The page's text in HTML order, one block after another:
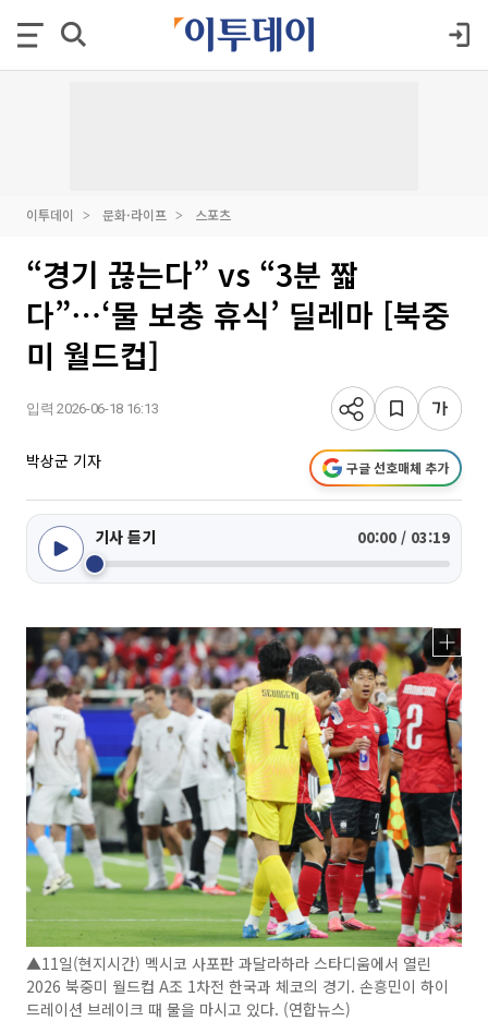
이투데이 문화·라이프 스포츠
“경기 끊는다” vs “3분 짧
다”⋯‘물 보충 휴식’ 딜레마 [북중
미 월드컵]
입력 2026-06-18 16:13
박상군 기자 구글 선호매체 추가
기사 듣기 00:00 / 03:19
▲11일(현지시간) 멕시코 사포판 과달라하라 스타디움에서 열린
2026 북중미 월드컵 A조 1차전 한국과 체코의 경기. 손흥민이 하이
드레이션 브레이크 때 물을 마시고 있다. (연합뉴스)